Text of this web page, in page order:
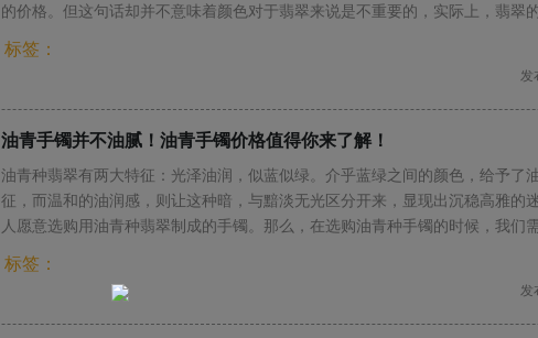
的价格。但这句话却并不意味着颜色对于翡翠来说是不重要的，实际上，翡翠
翠价格的关键。接下来，就来带大家看看目前市场上流行的正阳绿。
标签：
发
油青手镯并不油腻！油青手镯价格值得你来了解！
油青种翡翠有两大特征：光泽油润，似蓝似绿。介乎蓝绿之间的颜色，给予了
征，而温和的油润感，则让这种暗，与黯淡无光区分开来，显现出沉稳高雅的
人愿意选购用油青种翡翠制成的手镯。那么，在选购油青种手镯的时候，我们
标签：
发